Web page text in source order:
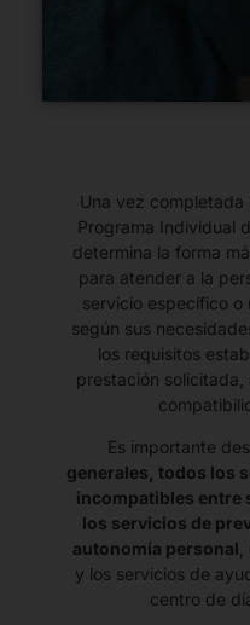
Una vez completada
Programa Individual
determina la forma
para atender a la
servicio específico o
según sus
los requisitos
prestación solicitada,
Es importante
generales, todos los
incompatibles entre
los servicios de
autonomía personal
y los servicios de
centro de